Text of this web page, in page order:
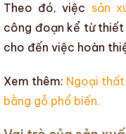
Theo đó, việc sản
công đoạn kể từ thiết
cho đến việc hoàn
Xem thêm: Ngoại
bằng gỗ phổ biến.